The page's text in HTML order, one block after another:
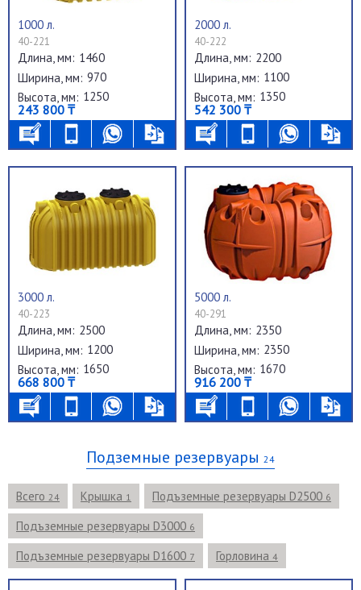
1000 л.
40-221
Длина, мм: 1460
Ширина, мм: 970
Высота, мм: 1250
243 800 ₸
2000 л.
40-222
Длина, мм: 2200
Ширина, мм: 1100
Высота, мм: 1350
542 300 ₸
3000 л.
40-223
Длина, мм: 2500
Ширина, мм: 1200
Высота, мм: 1650
668 800 ₸
5000 л.
40-291
Длина, мм: 2350
Ширина, мм: 2350
Высота, мм: 1670
916 200 ₸
Подземные резервуары 24
Всего 24 Крышка 1 Подъземные резервуары D2500 6
Подъземные резервуары D3000 6
Подъземные резервуары D1600 7 Горловина 4